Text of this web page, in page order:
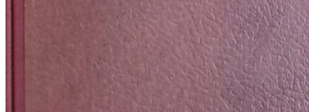
SPORT
TEHNIČKE ZNANOSTI
TEORIJA I POVIJEST KNJIŽEVNOSTI
VEDUTE
ZAGREB